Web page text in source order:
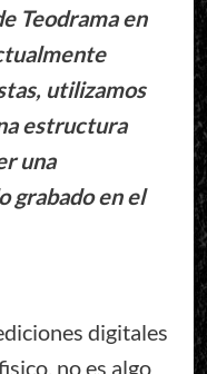
Teodrama en
utilizamos
estructura
una
grabado en el
digitales
no es algo